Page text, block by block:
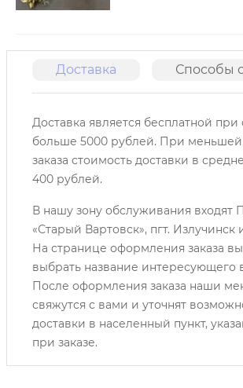
Доставка Способы
Доставка является бесплатной при
больше 5000 рублей. При меньшей
заказа стоимость доставки в
400 рублей.
В нашу зону обслуживания входят
«Старый Вартовск», пгт. Излучинск
На странице оформления заказа
выбрать название интересующего
После оформления заказа наши
свяжутся с вами и уточнят
доставки в населенный пункт,
при заказе.